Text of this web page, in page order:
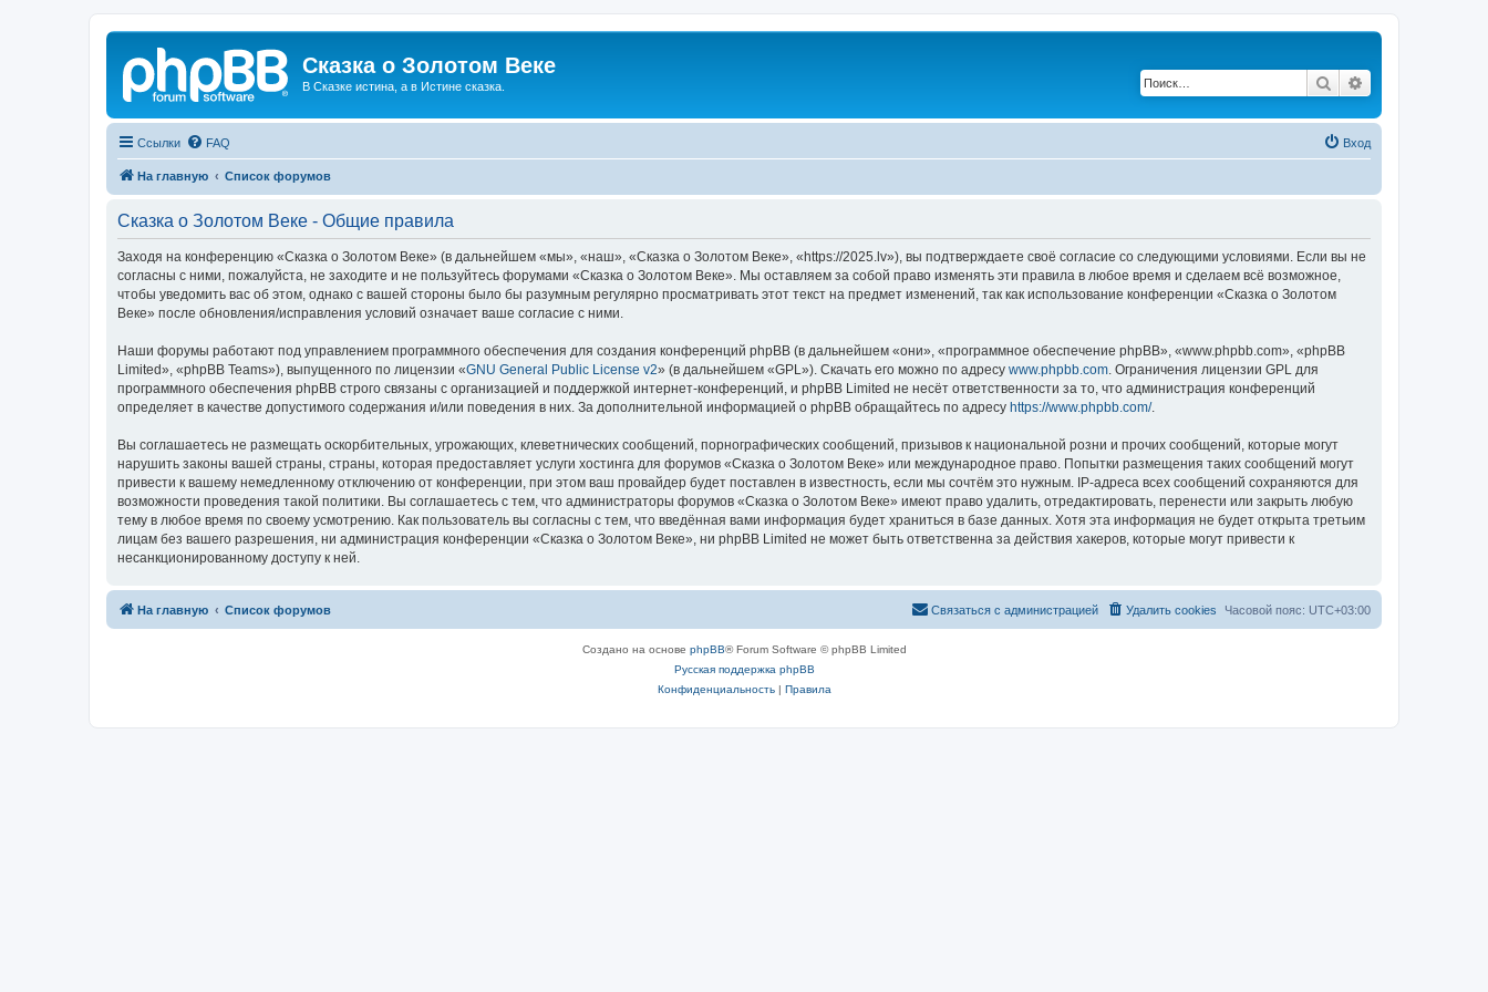
Сказка о Золотом Веке
В Сказке истина, а в Истине сказка. Поиск
Ссылки FAQ Вход
На главную Список форумов
Сказка о Золотом Веке - Общие правила
Заходя на конференцию «Сказка о Золотом Веке» (в дальнейшем «мы», «наш», «Сказка о Золотом Веке», «https://2025.lv»), вы подтверждаете своё согласие со следующими условиями. Если вы не
согласны с ними, пожалуйста, не заходите и не пользуйтесь форумами «Сказка о Золотом Веке». Мы оставляем за собой право изменять эти правила в любое время и сделаем всё возможное,
чтобы уведомить вас об этом, однако с вашей стороны было бы разумным регулярно просматривать этот текст на предмет изменений, так как использование конференции «Сказка о Золотом
Веке» после обновления/исправления условий означает ваше согласие с ними.
Наши форумы работают под управлением программного обеспечения для создания конференций phpBB (в дальнейшем «они», «программное обеспечение phpBB», «www.phpbb.com», «phpBB
Limited», «phpBB Teams»), выпущенного по лицензии «GNU General Public License v2» (в дальнейшем «GPL»). Скачать его можно по адресу www.phpbb.com . Ограничения лицензии GPL для
программного обеспечения phpBB строго связаны с организацией и поддержкой интернет-конференций, и phpBB Limited не несёт ответственности за то, что администрация конференций
определяет в качестве допустимого содержания и/или поведения в них. За дополнительной информацией о phpBB обращайтесь по адресу https://www.phpbb.com/.
Вы соглашаетесь не размещать оскорбительных, угрожающих, клеветнических сообщений, порнографических сообщений, призывов к национальной розни и прочих сообщений, которые могут
нарушить законы вашей страны, страны, которая предоставляет услуги хостинга для форумов «Сказка о Золотом Веке» или международное право. Попытки размещения таких сообщений могут
привести к вашему немедленному отключению от конференции, при этом ваш провайдер будет поставлен в известность, если мы сочтём это нужным. IP-адреса всех сообщений сохраняются для
возможности проведения такой политики. Вы соглашаетесь с тем, что администраторы форумов «Сказка о Золотом Веке» имеют право удалить, отредактировать, перенести или закрыть любую
тему в любое время по своему усмотрению. Как пользователь вы согласны с тем, что введённая вами информация будет храниться в базе данных. Хотя эта информация не будет открыта третьим
лицам без вашего разрешения, ни администрация конференции «Сказка о Золотом Веке», ни phpBB Limited не может быть ответственна за действия хакеров, которые могут привести к
несанкционированному доступу к ней.
На главную Список форумов Часовой пояс: UTC+03:00
Удалить cookies
Связаться с администрацией
Создано на основе phpBB® Forum Software © phpBB Limited
Русская поддержка phpBB
Конфиденциальность| Правила